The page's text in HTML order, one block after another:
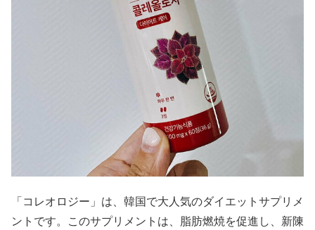
「コレオロジー」は、韓国で大人気のダイエットサプリメ
ントです。このサプリメントは、脂肪燃焼を促進し、新陳